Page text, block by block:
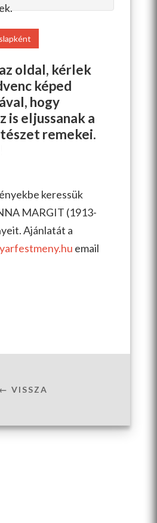
oldal, kérlek
képed
hogy
is eljussanak a
remekei.
keressük
MARGIT (1913-
Ajánlatát a
email
← VISSZA